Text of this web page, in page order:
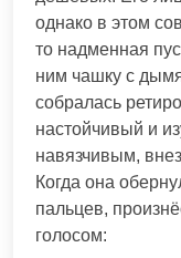
однако в этом
то надменная
ним чашку с
собралась
настойчивый и
навязчивым,
Когда она
пальцев,
голосом: